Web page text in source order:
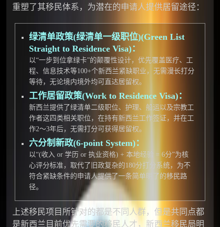
重塑了其移民体系，为潜在的申请人提供居留途径：
绿清单政策(绿清单一级职位)(Green List
Straight to Residence Visa)：
以“一步到位拿绿卡”的颠覆性设计，优先覆盖医疗、工
程、信息技术等100+个新西兰紧缺职业，无需漫长打分
等待，无论境内境外均可直达居留权。
工作居留政策(Work to Residence Visa)：
新西兰提供了绿清单二级职位、护理、船运以及宗教工
作者这四类相关职位，在持有新西兰工作签证，并在工
作2～3年后，无需打分可获得居留权。
六分制新政(6-point System)：
以“(收入 or 学历 or 执业资格) + 本地经验 = 6分”为核
心评分标准，取代了旧政复杂的180分打分系统，为不
符合紧缺条件的申请人提供了一条简单明了的移民路
径。
上述移民项目所针对的都是不同人群，但是共同点都
是新西兰目前优先需要的移民人才，新西兰移民局明